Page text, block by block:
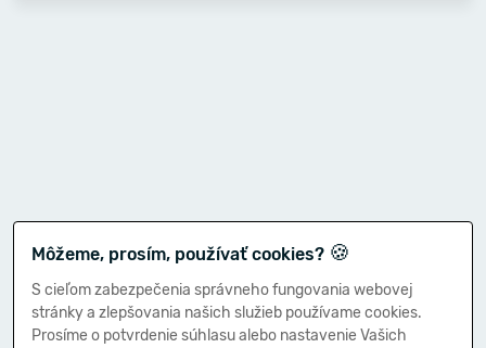
Môžeme, prosím, používať cookies? 🍪
S cieľom zabezpečenia správneho fungovania webovej
stránky a zlepšovania našich služieb používame cookies.
Prosíme o potvrdenie súhlasu alebo nastavenie Vašich